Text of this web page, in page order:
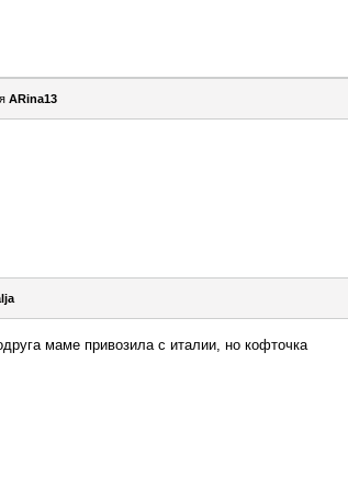
ARina13
маме привозила с италии, но кофточка